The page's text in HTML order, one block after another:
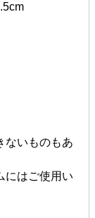
ないものもあ
にはご使用い